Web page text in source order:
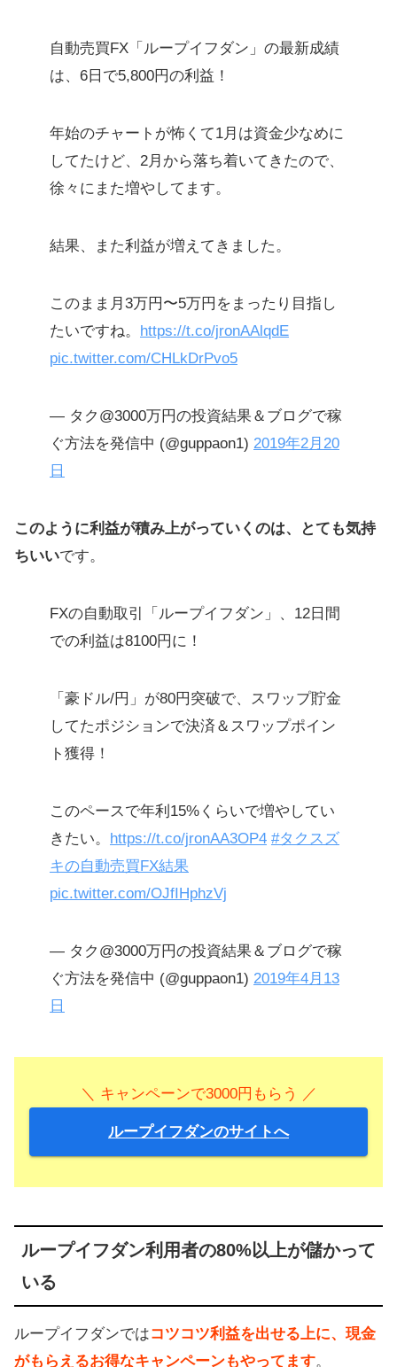
自動売買FX「ループイフダン」の最新成績
は、6日で5,800円の利益！
年始のチャートが怖くて1月は資金少なめに
してたけど、2月から落ち着いてきたので、
徐々にまた増やしてます。
結果、また利益が増えてきました。
このまま月3万円〜5万円をまったり目指し
たいですね。 https://t.co/jronAAlqdE
pic.twitter.com/CHLkDrPvo5
— タク@3000万円の投資結果＆ブログで稼
ぐ方法を発信中 (@guppaon1) 2019年2月20
日
このように利益が積み上がっていくのは、とても気持
ちいいです。
FXの自動取引「ループイフダン」、12日間
での利益は8100円に！
「豪ドル/円」が80円突破で、スワップ貯金
してたポジションで決済＆スワップポイン
ト獲得！
このペースで年利15%くらいで増やしてい
きたい。 https://t.co/jronAA3OP4 #タクスズ
キの自動売買FX結果
pic.twitter.com/OJfIHphzVj
— タク@3000万円の投資結果＆ブログで稼
ぐ方法を発信中 (@guppaon1) 2019年4月13
日
＼ キャンペーンで3000円もらう ／
ループイフダンのサイトへ
ループイフダン利用者の80%以上が儲かって
いる
ループイフダンではコツコツ利益を出せる上に、現金
がもらえるお得なキャンペーンもやってます。